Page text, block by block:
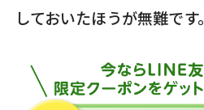
しておいたほうが無難です。